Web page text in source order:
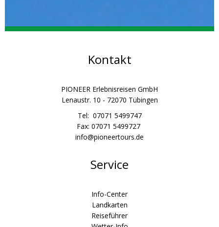
Kontakt
PIONEER Erlebnisreisen GmbH
Lenaustr. 10 - 72070 Tübingen
Tel: 07071 5499747
Fax: 07071 5499727
info@pioneertours.de
Service
Info-Center
Landkarten
Reiseführer